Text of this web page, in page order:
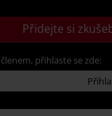
Přidejte si
přihlaste se zde: